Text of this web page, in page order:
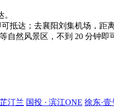
达；去襄阳刘集机场，距
然风景区，不到 20 分钟即
汀兰 国投 · 滨江ONE 徐东·壹